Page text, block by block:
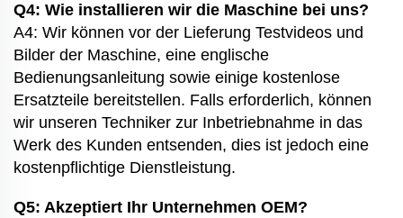
Q4: Wie installieren wir die Maschine bei uns?
A4: Wir können vor der Lieferung Testvideos und
Bilder der Maschine, eine englische
Bedienungsanleitung sowie einige kostenlose
Ersatzteile bereitstellen. Falls erforderlich, können
wir unseren Techniker zur Inbetriebnahme in das
Werk des Kunden entsenden, dies ist jedoch eine
kostenpflichtige Dienstleistung.
Q5: Akzeptiert Ihr Unternehmen OEM?